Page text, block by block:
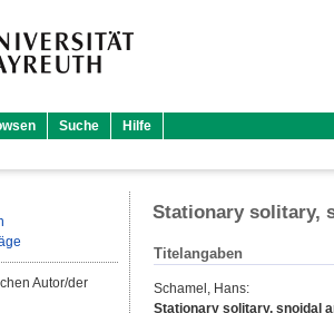
Suche Hilfe
Autor/der
Stationary solitary,
Titelangaben
Schamel, Hans:
Stationary solitary, snoidal